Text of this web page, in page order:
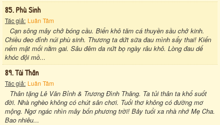
85. Phù Sinh
Tác giả: Luân Tâm
Cạn sông mây chở bóng cầu. Biển khô tăm cá thuyền sầu chở kinh.
Chiều đeo đỉnh núi phù sinh. Thương ta dứt sữa đau mình sẩy thai! Kiến
nếm mật mối nằm gai. Sâu đêm da nứt bọ ngày râu khô. Lòng đau dế
khóc đội mồ...
89. Tủi Thân
Tác giả: Luân Tâm
Thân tặng Lê Văn Bỉnh & Trương Đình Thăng. Ta tủi thân ta khổ suốt
đời. Nhà nghèo không có chút sân chơi. Tuổi thơ không có đường mơ
mộng. Ngơ ngác nhìn mây bốn phương trời! Bảy tuổi xa nhà nhớ Mẹ Cha.
Bao nhiêu...